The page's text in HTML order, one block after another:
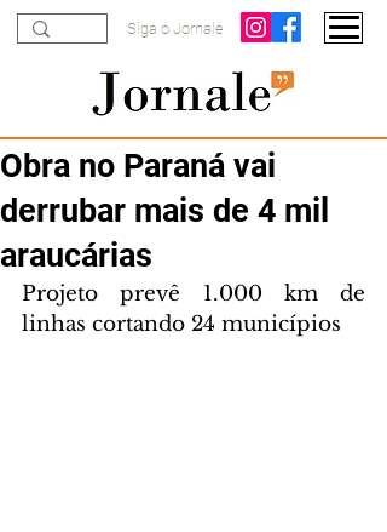
Siga o Jornale
Obra no Paraná vai
derrubar mais de 4 mil
araucárias
Projeto prevê 1.000 km de
linhas cortando 24 municípios